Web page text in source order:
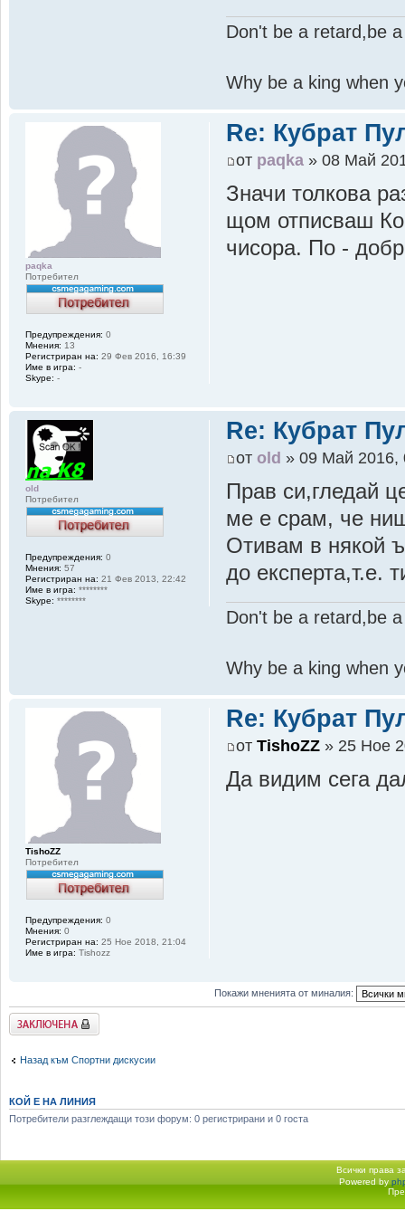
Don't be a retard,be
Why be a king when
Re: Кубрат
от paqka » 08 Май
Значи толкова
щом отписваш
чисора. По -
paqka
Потребител
Предупреждения: 0
Мнения: 13
Регистриран на: 29 Фев 2016, 16:39
Име в игра: -
Skype: -
Re: Кубрат
отold » 09 Май 2016,
Прав си,гледай
ме е срам, че
Отивам в някой
до експерта,т.е.
Don't be a retard,be
Why be a king when
old
Потребител
Предупреждения: 0
Мнения: 57
Регистриран на: 21 Фев 2013, 22:42
Име в игра: ********
Skype: ********
Re: Кубрат
отTishoZZ » 25 Ное
Да видим сега
TishoZZ
Потребител
Предупреждения: 0
Мнения: 0
Регистриран на: 25 Ное 2018, 21:04
Име в игра: Tishozz
Покажи мненията от миналия:
Заключена
Назад към Спортни дискусии
КОЙ Е НА ЛИНИЯ
Потребители разглеждащи този форум: 0 регистрирани и 0 госта
Всички права
Начало форум Powered by